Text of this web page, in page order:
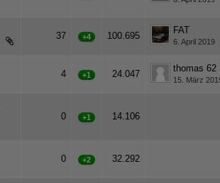
37 +4 100.695
FAT
6. April 2019
4 +1 24.047
thomas 62
15. März
0 +1 14.106
0 +2 32.292